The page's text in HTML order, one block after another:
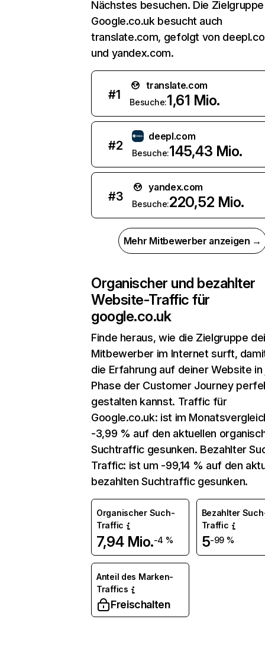
Nächstes besuchen. Die
Google.co.uk besucht auch
translate.com, gefolgt von
und yandex.com.
#1
translate.com
Besuche:1,61 Mio.
#2
deepl.com
Besuche:145,43 Mio.
#3
yandex.com
Besuche:220,52 Mio.
Mehr Mitbewerber anzeigen →
Organischer und bezahlter
Website-Traffic für
google.co.uk
Finde heraus, wie die Zielgruppe
Mitbewerber im Internet surft,
die Erfahrung auf deiner Website
Phase der Customer Journey
gestalten kannst. Traffic für
Google.co.uk: ist im
-3,99 % auf den aktuellen
Suchtraffic gesunken. Bezahlter
Traffic: ist um -99,14 % auf den
bezahlten Suchtraffic gesunken.
Organischer Such-
Traffic
7,94 Mio.-4 %
Bezahlter
Traffic
5-99 %
Anteil des Marken-
Traffics
Freischalten